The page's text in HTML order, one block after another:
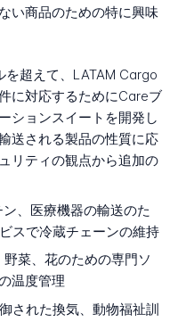
い商品のための特に興味
超えて、LATAM Cargo
に対応するためにCareブ
ションスイートを開発し
送される製品の性質に応
リティの観点から追加の
、医療機器の輸送のた
スで冷蔵チェーンの維持
菜、花のための専門ソ
温度管理
された換気、動物福祉訓